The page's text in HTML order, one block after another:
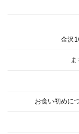
金沢
ま
お食い初めに